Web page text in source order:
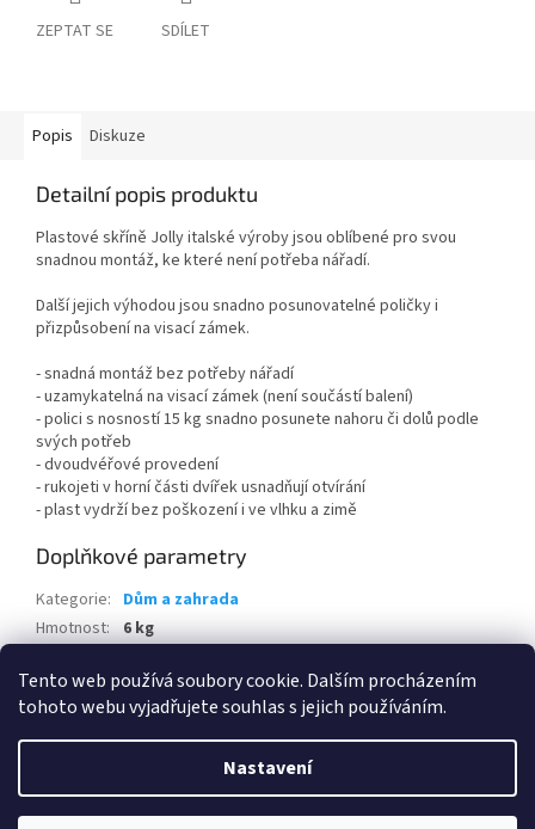
Tento web používá soubory cookie. Dalším procházením
tohoto webu vyjadřujete souhlas s jejich používáním.
Nastavení
ZEPTAT SE SDÍLET
Popis Diskuze
Detailní popis produktu
Plastové skříně Jolly italské výroby jsou oblíbené pro svou
snadnou montáž, ke které není potřeba nářadí.
Další jejich výhodou jsou snadno posunovatelné poličky i
přizpůsobení na visací zámek.
- snadná montáž bez potřeby nářadí
- uzamykatelná na visací zámek (není součástí balení)
- polici s nosností 15 kg snadno posunete nahoru či dolů podle
svých potřeb
- dvoudvéřové provedení
- rukojeti v horní části dvířek usnadňují otvírání
- plast vydrží bez poškození i ve vlhku a zimě
Doplňkové parametry
Kategorie: Dům a zahrada
Hmotnost: 6 kg
Vytvořil Shoptet